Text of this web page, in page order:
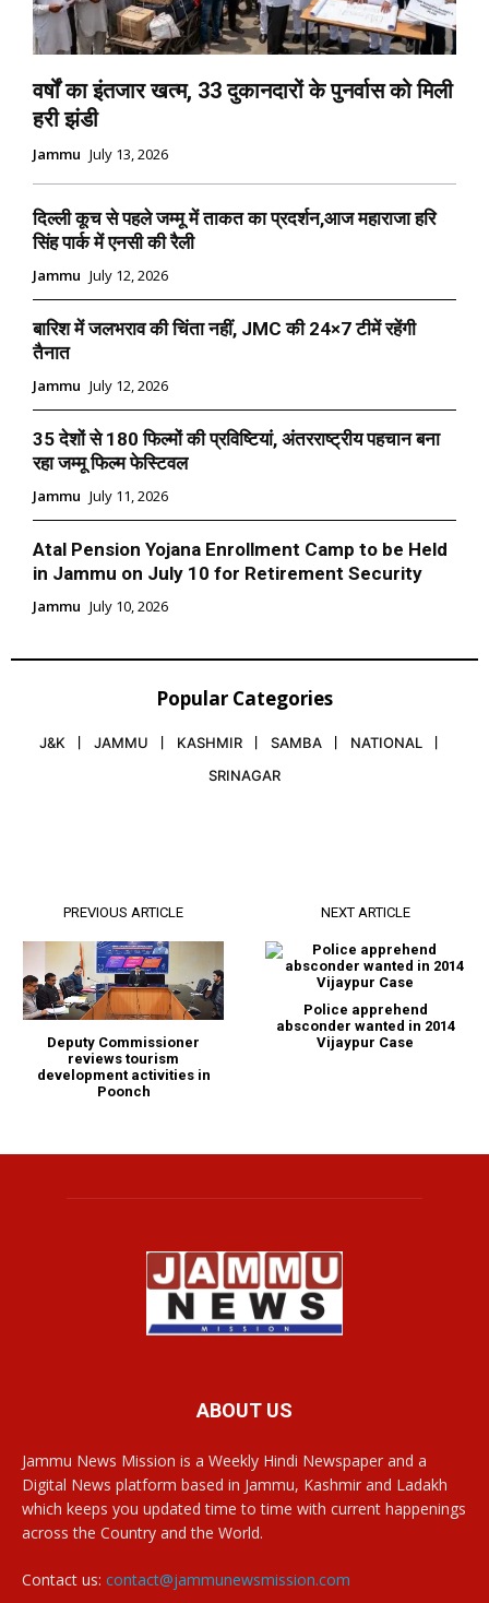
वर्षों का इंतजार खत्म, 33 दुकानदारों के पुनर्वास को मिली
हरी झंडी
Jammu July 13, 2026
दिल्ली कूच से पहले जम्मू में ताकत का प्रदर्शन,आज महाराजा हरि
सिंह पार्क में एनसी की रैली
Jammu July 12, 2026
बारिश में जलभराव की चिंता नहीं, JMC की 24×7 टीमें रहेंगी
तैनात
Jammu July 12, 2026
35 देशों से 180 फिल्मों की प्रविष्टियां, अंतरराष्ट्रीय पहचान बना
रहा जम्मू फिल्म फेस्टिवल
Jammu July 11, 2026
Atal Pension Yojana Enrollment Camp to be Held
in Jammu on July 10 for Retirement Security
Jammu July 10, 2026
Popular Categories
J&K JAMMU KASHMIR SAMBA
NATIONAL
SRINAGAR
PREVIOUS ARTICLE
Deputy Commissioner
reviews tourism
development activities in
Poonch
NEXT ARTICLE
Police apprehend
absconder wanted in 2014
Vijaypur Case
ABOUT US
Jammu News Mission is a Weekly Hindi Newspaper and a
Digital News platform based in Jammu, Kashmir and Ladakh
which keeps you updated time to time with current happenings
across the Country and the World.
Contact us: contact@jammunewsmission.com